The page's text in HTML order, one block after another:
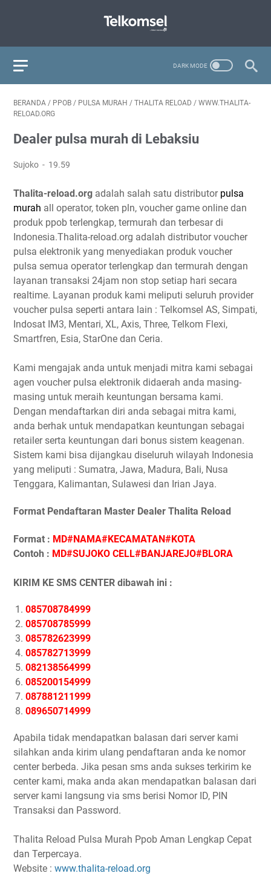
BERANDA / PPOB / PULSA MURAH / THALITA RELOAD / WWW.THALITA-
RELOAD.ORG
Dealer pulsa murah di Lebaksiu
Sujoko 19.59
Thalita-reload.org adalah salah satu distributor pulsa
murah all operator, token pln, voucher game online dan
produk ppob terlengkap, termurah dan terbesar di
Indonesia.Thalita-reload.org adalah distributor voucher
pulsa elektronik yang menyediakan produk voucher
pulsa semua operator terlengkap dan termurah dengan
layanan transaksi 24jam non stop setiap hari secara
realtime. Layanan produk kami meliputi seluruh provider
voucher pulsa seperti antara lain : Telkomsel AS, Simpati,
Indosat IM3, Mentari, XL, Axis, Three, Telkom Flexi,
Smartfren, Esia, StarOne dan Ceria.
Kami mengajak anda untuk menjadi mitra kami sebagai
agen voucher pulsa elektronik didaerah anda masing-
masing untuk meraih keuntungan bersama kami.
Dengan mendaftarkan diri anda sebagai mitra kami,
anda berhak untuk mendapatkan keuntungan sebagai
retailer serta keuntungan dari bonus sistem keagenan.
Sistem kami bisa dijangkau diseluruh wilayah Indonesia
yang meliputi : Sumatra, Jawa, Madura, Bali, Nusa
Tenggara, Kalimantan, Sulawesi dan Irian Jaya.
Format Pendaftaran Master Dealer Thalita Reload
Format : MD#NAMA#KECAMATAN#KOTA
Contoh : MD#SUJOKO CELL#BANJAREJO#BLORA
KIRIM KE SMS CENTER dibawah ini :
085708784999
085708785999
085782623999
085782713999
082138564999
085200154999
087881211999
089650714999
Apabila tidak mendapatkan balasan dari server kami
silahkan anda kirim ulang pendaftaran anda ke nomor
center berbeda. Jika pesan sms anda sukses terkirim ke
center kami, maka anda akan mendapatkan balasan dari
server kami langsung via sms berisi Nomor ID, PIN
Transaksi dan Password.
Thalita Reload Pulsa Murah Ppob Aman Lengkap Cepat
dan Terpercaya.
Website : www.thalita-reload.org